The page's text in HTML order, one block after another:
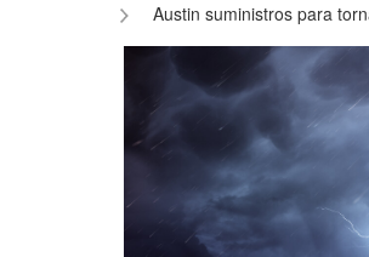
Austin suministros para